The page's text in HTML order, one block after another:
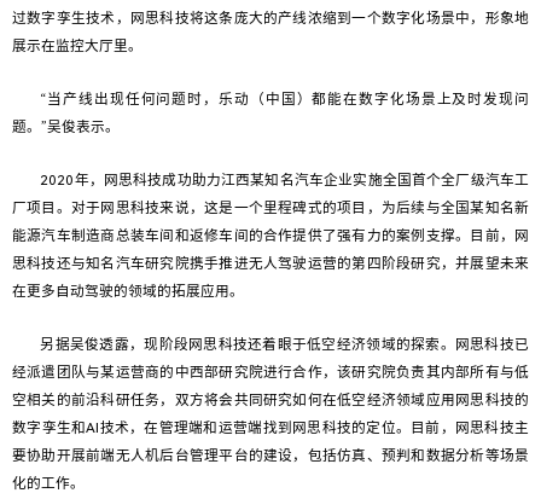
过数字孪生技术，网思科技将这条庞大的产线浓缩到一个数字化场景中，形象地
展示在监控大厅里。
“当产线出现任何问题时，乐动（中国）都能在数字化场景上及时发现问
题。”吴俊表示。
2020年，网思科技成功助力江西某知名汽车企业实施全国首个全厂级汽车工
厂项目。对于网思科技来说，这是一个里程碑式的项目，为后续与全国某知名新
能源汽车制造商总装车间和返修车间的合作提供了强有力的案例支撑。目前，网
思科技还与知名汽车研究院携手推进无人驾驶运营的第四阶段研究，并展望未来
在更多自动驾驶的领域的拓展应用。
另据吴俊透露，现阶段网思科技还着眼于低空经济领域的探索。网思科技已
经派遣团队与某运营商的中西部研究院进行合作，该研究院负责其内部所有与低
空相关的前沿科研任务，双方将会共同研究如何在低空经济领域应用网思科技的
数字孪生和AI技术，在管理端和运营端找到网思科技的定位。目前，网思科技主
要协助开展前端无人机后台管理平台的建设，包括仿真、预判和数据分析等场景
化的工作。